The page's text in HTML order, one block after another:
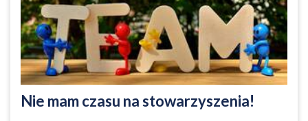
Nie mam czasu na stowarzyszenia!